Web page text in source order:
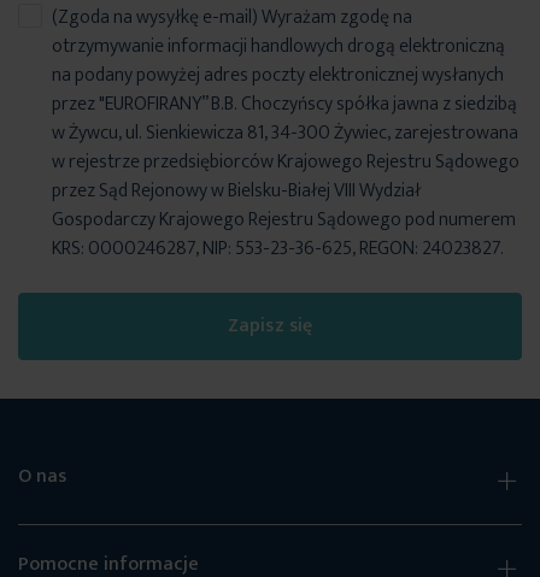
Zapisz się
(Zgoda na wysyłkę e-mail) Wyrażam zgodę na
otrzymywanie informacji handlowych drogą elektroniczną
na podany powyżej adres poczty elektronicznej wysłanych
przez "EUROFIRANY” B.B. Choczyńscy spółka jawna z siedzibą
w Żywcu, ul. Sienkiewicza 81, 34-300 Żywiec, zarejestrowana
w rejestrze przedsiębiorców Krajowego Rejestru Sądowego
przez Sąd Rejonowy w Bielsku-Białej VIII Wydział
Gospodarczy Krajowego Rejestru Sądowego pod numerem
KRS: 0000246287, NIP: 553-23-36-625, REGON: 24023827.
O nas
Pomocne informacje